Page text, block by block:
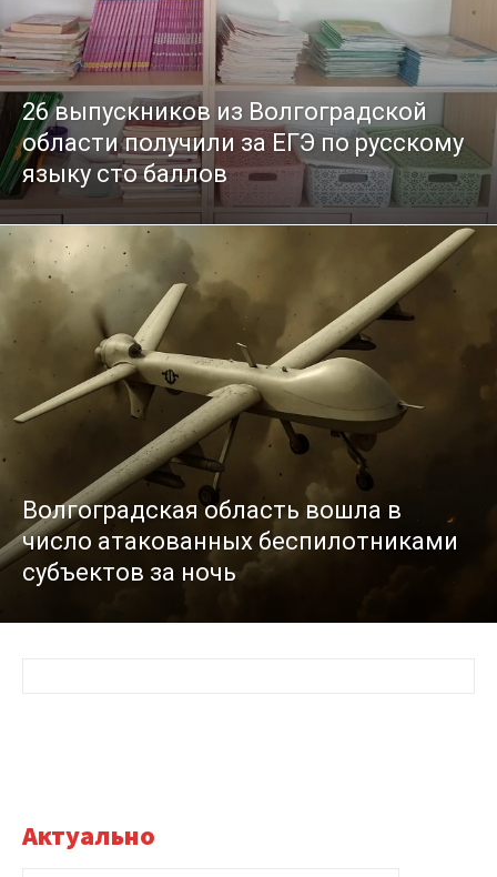
26 выпускников из Волгоградской
области получили за ЕГЭ по русскому
языку сто баллов
Волгоградская область вошла в
число атакованных беспилотниками
субъектов за ночь
Актуально